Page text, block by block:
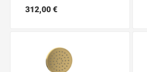
312,00 €